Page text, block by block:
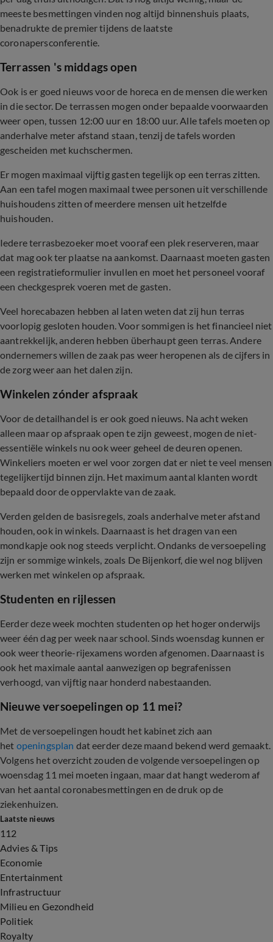
meeste besmettingen vinden nog altijd binnenshuis plaats,
benadrukte de premier tijdens de laatste
coronapersconferentie.
Terrassen 's middags open
Ook is er goed nieuws voor de horeca en de mensen die werken
in die sector. De terrassen mogen onder bepaalde voorwaarden
weer open, tussen 12:00 uur en 18:00 uur. Alle tafels moeten op
anderhalve meter afstand staan, tenzij de tafels worden
gescheiden met kuchschermen.
Er mogen maximaal vijftig gasten tegelijk op een terras zitten.
Aan een tafel mogen maximaal twee personen uit verschillende
huishoudens zitten of meerdere mensen uit hetzelfde
huishouden.
Iedere terrasbezoeker moet vooraf een plek reserveren, maar
dat mag ook ter plaatse na aankomst. Daarnaast moeten gasten
een registratieformulier invullen en moet het personeel vooraf
een checkgesprek voeren met de gasten.
Veel horecabazen hebben al laten weten dat zij hun terras
voorlopig gesloten houden. Voor sommigen is het financieel niet
aantrekkelijk, anderen hebben überhaupt geen terras. Andere
ondernemers willen de zaak pas weer heropenen als de cijfers in
de zorg weer aan het dalen zijn.
Winkelen zónder afspraak
Voor de detailhandel is er ook goed nieuws. Na acht weken
alleen maar op afspraak open te zijn geweest, mogen de niet-
essentiële winkels nu ook weer geheel de deuren openen.
Winkeliers moeten er wel voor zorgen dat er niet te veel mensen
tegelijkertijd binnen zijn. Het maximum aantal klanten wordt
bepaald door de oppervlakte van de zaak.
Verden gelden de basisregels, zoals anderhalve meter afstand
houden, ook in winkels. Daarnaast is het dragen van een
mondkapje ook nog steeds verplicht. Ondanks de versoepeling
zijn er sommige winkels, zoals De Bijenkorf, die wel nog blijven
werken met winkelen op afspraak.
Studenten en rijlessen
Eerder deze week mochten studenten op het hoger onderwijs
weer één dag per week naar school. Sinds woensdag kunnen er
ook weer theorie-rijexamens worden afgenomen. Daarnaast is
ook het maximale aantal aanwezigen op begrafenissen
verhoogd, van vijftig naar honderd nabestaanden.
Nieuwe versoepelingen op 11 mei?
Met de versoepelingen houdt het kabinet zich aan
het openingsplan dat eerder deze maand bekend werd gemaakt.
Volgens het overzicht zouden de volgende versoepelingen op
woensdag 11 mei moeten ingaan, maar dat hangt wederom af
van het aantal coronabesmettingen en de druk op de
ziekenhuizen.
Laatste nieuws
112
Advies & Tips
Economie
Entertainment
Infrastructuur
Milieu en Gezondheid
Politiek
Royalty